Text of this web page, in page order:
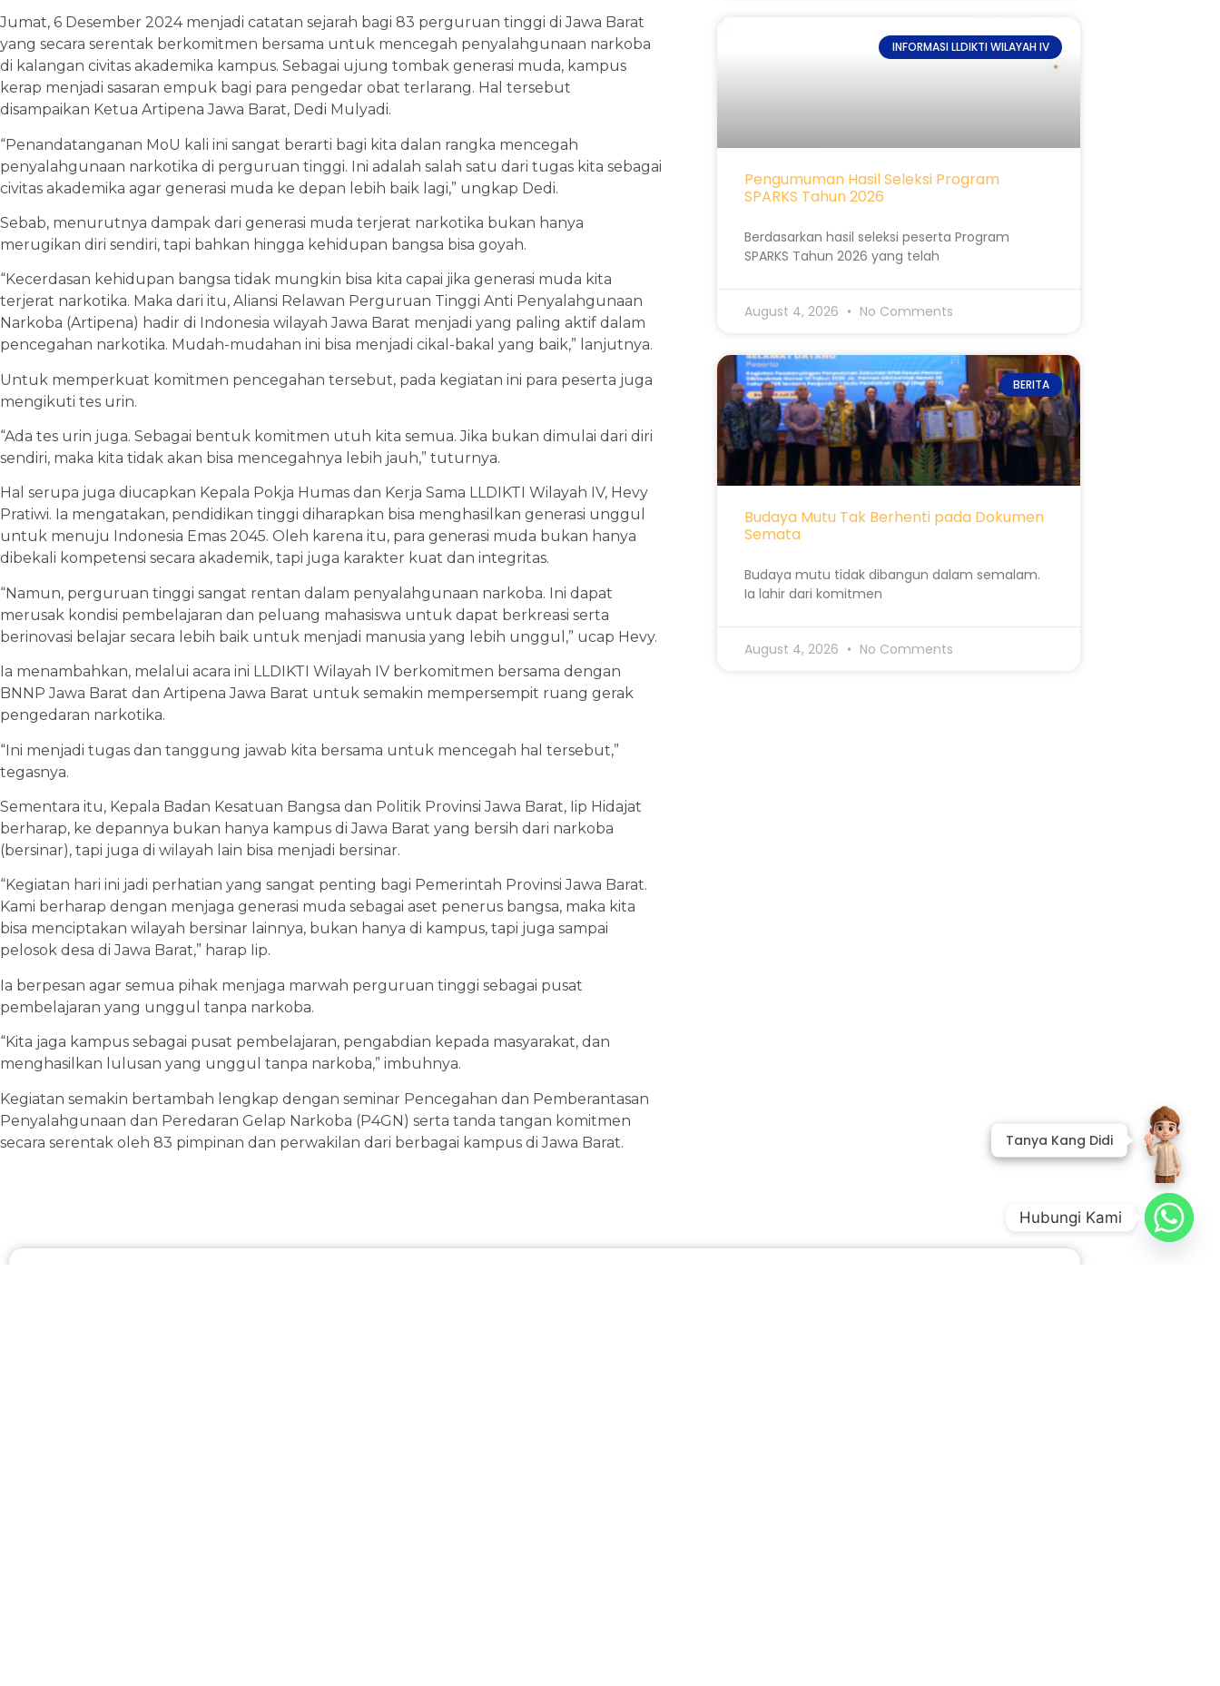
Jumat, 6 Desember 2024 menjadi catatan sejarah bagi 83 perguruan tinggi di Jawa Barat
yang secara serentak berkomitmen bersama untuk mencegah penyalahgunaan narkoba
di kalangan civitas akademika kampus. Sebagai ujung tombak generasi muda, kampus
kerap menjadi sasaran empuk bagi para pengedar obat terlarang. Hal tersebut
disampaikan Ketua Artipena Jawa Barat, Dedi Mulyadi.
“Penandatanganan MoU kali ini sangat berarti bagi kita dalan rangka mencegah
penyalahgunaan narkotika di perguruan tinggi. Ini adalah salah satu dari tugas kita sebagai
civitas akademika agar generasi muda ke depan lebih baik lagi,” ungkap Dedi.
Sebab, menurutnya dampak dari generasi muda terjerat narkotika bukan hanya
merugikan diri sendiri, tapi bahkan hingga kehidupan bangsa bisa goyah.
“Kecerdasan kehidupan bangsa tidak mungkin bisa kita capai jika generasi muda kita
terjerat narkotika. Maka dari itu, Aliansi Relawan Perguruan Tinggi Anti Penyalahgunaan
Narkoba (Artipena) hadir di Indonesia wilayah Jawa Barat menjadi yang paling aktif dalam
pencegahan narkotika. Mudah-mudahan ini bisa menjadi cikal-bakal yang baik,” lanjutnya.
Untuk memperkuat komitmen pencegahan tersebut, pada kegiatan ini para peserta juga
mengikuti tes urin.
“Ada tes urin juga. Sebagai bentuk komitmen utuh kita semua. Jika bukan dimulai dari diri
sendiri, maka kita tidak akan bisa mencegahnya lebih jauh,” tuturnya.
Hal serupa juga diucapkan Kepala Pokja Humas dan Kerja Sama LLDIKTI Wilayah IV, Hevy
Pratiwi. Ia mengatakan, pendidikan tinggi diharapkan bisa menghasilkan generasi unggul
untuk menuju Indonesia Emas 2045. Oleh karena itu, para generasi muda bukan hanya
dibekali kompetensi secara akademik, tapi juga karakter kuat dan integritas.
“Namun, perguruan tinggi sangat rentan dalam penyalahgunaan narkoba. Ini dapat
merusak kondisi pembelajaran dan peluang mahasiswa untuk dapat berkreasi serta
berinovasi belajar secara lebih baik untuk menjadi manusia yang lebih unggul,” ucap Hevy.
Ia menambahkan, melalui acara ini LLDIKTI Wilayah IV berkomitmen bersama dengan
BNNP Jawa Barat dan Artipena Jawa Barat untuk semakin mempersempit ruang gerak
pengedaran narkotika.
“Ini menjadi tugas dan tanggung jawab kita bersama untuk mencegah hal tersebut,”
tegasnya.
Sementara itu, Kepala Badan Kesatuan Bangsa dan Politik Provinsi Jawa Barat, Iip Hidajat
berharap, ke depannya bukan hanya kampus di Jawa Barat yang bersih dari narkoba
(bersinar), tapi juga di wilayah lain bisa menjadi bersinar.
“Kegiatan hari ini jadi perhatian yang sangat penting bagi Pemerintah Provinsi Jawa Barat.
Kami berharap dengan menjaga generasi muda sebagai aset penerus bangsa, maka kita
bisa menciptakan wilayah bersinar lainnya, bukan hanya di kampus, tapi juga sampai
pelosok desa di Jawa Barat,” harap Iip.
Ia berpesan agar semua pihak menjaga marwah perguruan tinggi sebagai pusat
pembelajaran yang unggul tanpa narkoba.
“Kita jaga kampus sebagai pusat pembelajaran, pengabdian kepada masyarakat, dan
menghasilkan lulusan yang unggul tanpa narkoba,” imbuhnya.
Kegiatan semakin bertambah lengkap dengan seminar Pencegahan dan Pemberantasan
Penyalahgunaan dan Peredaran Gelap Narkoba (P4GN) serta tanda tangan komitmen
secara serentak oleh 83 pimpinan dan perwakilan dari berbagai kampus di Jawa Barat.
INFORMASI LLDIKTI WILAYAH IV
Pengumuman Hasil Seleksi Program
SPARKS Tahun 2026
Berdasarkan hasil seleksi peserta Program
SPARKS Tahun 2026 yang telah
August 4, 2026 No Comments
BERITA
Budaya Mutu Tak Berhenti pada Dokumen
Semata
Budaya mutu tidak dibangun dalam semalam.
Ia lahir dari komitmen
August 4, 2026 No Comments
Hubungi Kami